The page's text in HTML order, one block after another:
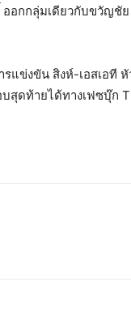
อกกลุ่มเดียวกับขวัญ
แข่งขัน สิงห์-เอสเอที
สุดท้ายได้ทางเฟซบุ๊ก